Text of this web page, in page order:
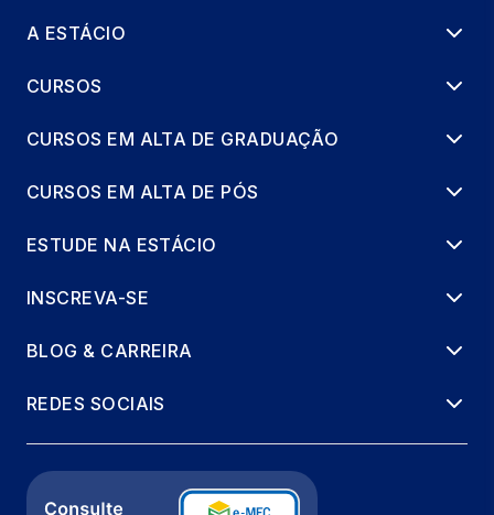
A ESTÁCIO
CURSOS
CURSOS EM ALTA DE GRADUAÇÃO
CURSOS EM ALTA DE PÓS
ESTUDE NA ESTÁCIO
INSCREVA-SE
BLOG & CARREIRA
REDES SOCIAIS